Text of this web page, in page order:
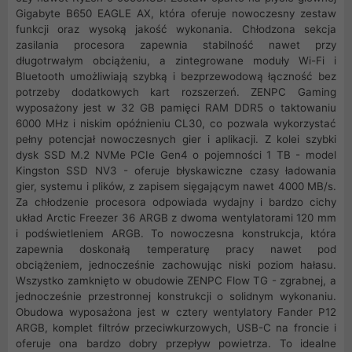
Gigabyte B650 EAGLE AX, która oferuje nowoczesny zestaw
funkcji oraz wysoką jakość wykonania. Chłodzona sekcja
zasilania procesora zapewnia stabilność nawet przy
długotrwałym obciążeniu, a zintegrowane moduły Wi-Fi i
Bluetooth umożliwiają szybką i bezprzewodową łączność bez
potrzeby dodatkowych kart rozszerzeń. ZENPC Gaming
wyposażony jest w 32 GB pamięci RAM DDR5 o taktowaniu
6000 MHz i niskim opóźnieniu CL30, co pozwala wykorzystać
pełny potencjał nowoczesnych gier i aplikacji. Z kolei szybki
dysk SSD M.2 NVMe PCIe Gen4 o pojemności 1 TB - model
Kingston SSD NV3 - oferuje błyskawiczne czasy ładowania
gier, systemu i plików, z zapisem sięgającym nawet 4000 MB/s.
Za chłodzenie procesora odpowiada wydajny i bardzo cichy
układ Arctic Freezer 36 ARGB z dwoma wentylatorami 120 mm
i podświetleniem ARGB. To nowoczesna konstrukcja, która
zapewnia doskonałą temperaturę pracy nawet pod
obciążeniem, jednocześnie zachowując niski poziom hałasu.
Wszystko zamknięto w obudowie ZENPC Flow TG - zgrabnej, a
jednocześnie przestronnej konstrukcji o solidnym wykonaniu.
Obudowa wyposażona jest w cztery wentylatory Fander P12
ARGB, komplet filtrów przeciwkurzowych, USB-C na froncie i
oferuje ona bardzo dobry przepływ powietrza. To idealne